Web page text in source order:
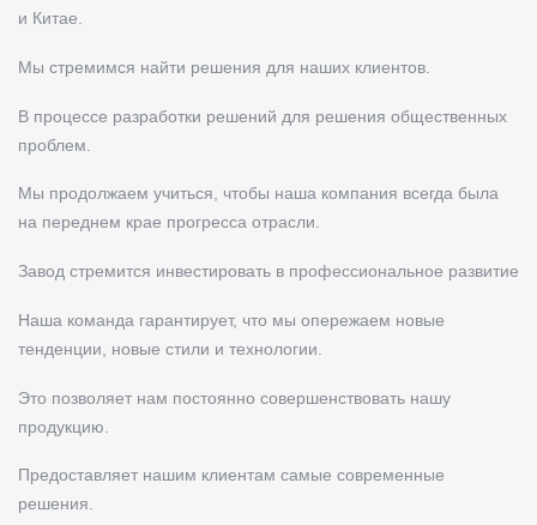
и Китае.
Мы стремимся найти решения для наших клиентов.
В процессе разработки решений для решения общественных
проблем.
Мы продолжаем учиться, чтобы наша компания всегда была
на переднем крае прогресса отрасли.
Завод стремится инвестировать в профессиональное развитие
Наша команда гарантирует, что мы опережаем новые
тенденции, новые стили и технологии.
Это позволяет нам постоянно совершенствовать нашу
продукцию.
Предоставляет нашим клиентам самые современные
решения.